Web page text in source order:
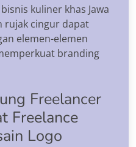
kuliner khas Jawa
rujak cingur dapat
elemen-elemen
branding
Freelancer
Freelance
Logo